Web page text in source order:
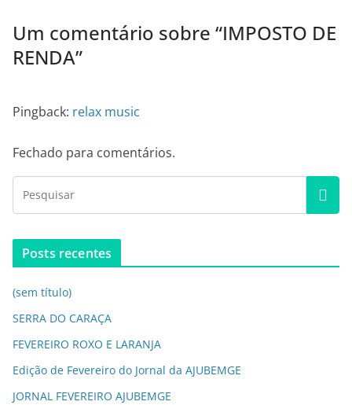
Um comentário sobre “IMPOSTO DE
RENDA”
Pingback: relax music
Fechado para comentários.
Posts recentes
(sem título)
SERRA DO CARAÇA
FEVEREIRO ROXO E LARANJA
Edição de Fevereiro do Jornal da AJUBEMGE
JORNAL FEVEREIRO AJUBEMGE